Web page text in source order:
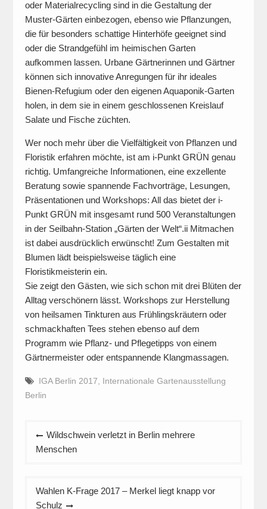
oder Materialrecycling sind in die Gestaltung der
Muster-Gärten einbezogen, ebenso wie Pflanzungen,
die für besonders schattige Hinterhöfe geeignet sind
oder die Strandgefühl im heimischen Garten
aufkommen lassen. Urbane Gärtnerinnen und Gärtner
können sich innovative Anregungen für ihr ideales
Bienen-Refugium oder den eigenen Aquaponik-Garten
holen, in dem sie in einem geschlossenen Kreislauf
Salate und Fische züchten.
Wer noch mehr über die Vielfältigkeit von Pflanzen und
Floristik erfahren möchte, ist am i-Punkt GRÜN genau
richtig. Umfangreiche Informationen, eine exzellente
Beratung sowie spannende Fachvorträge, Lesungen,
Präsentationen und Workshops: All das bietet der i-
Punkt GRÜN mit insgesamt rund 500 Veranstaltungen
in der Seilbahn-Station „Gärten der Welt“.ii Mitmachen
ist dabei ausdrücklich erwünscht! Zum Gestalten mit
Blumen lädt beispielsweise täglich eine
Floristikmeisterin ein.
Sie zeigt den Gästen, wie sich schon mit drei Blüten der
Alltag verschönern lässt. Workshops zur Herstellung
von heilsamen Tinkturen aus Frühlingskräutern oder
schmackhaften Tees stehen ebenso auf dem
Programm wie Pflanz- und Pflegetipps von einem
Gärtnermeister oder entspannende Klangmassagen.
IGA Berlin 2017
Internationale Gartenausstellung
Berlin
Beitragsnavigation
Wildschwein verletzt in Berlin mehrere
Menschen
Wahlen K-Frage 2017 – Merkel liegt knapp vor
Schulz